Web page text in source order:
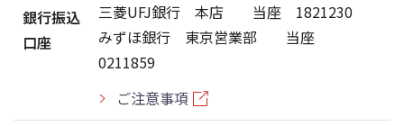
銀行振込
口座
三菱UFJ銀行 本店 当座 1821230
みずほ銀行 東京営業部 当座
0211859
ご注意事項